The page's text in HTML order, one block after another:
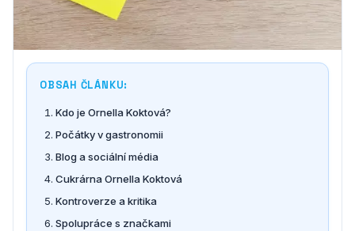
OBSAH ČLÁNKU:
Kdo je Ornella Koktová?
Počátky v gastronomii
Blog a sociální média
Cukrárna Ornella Koktová
Kontroverze a kritika
Spolupráce s značkami